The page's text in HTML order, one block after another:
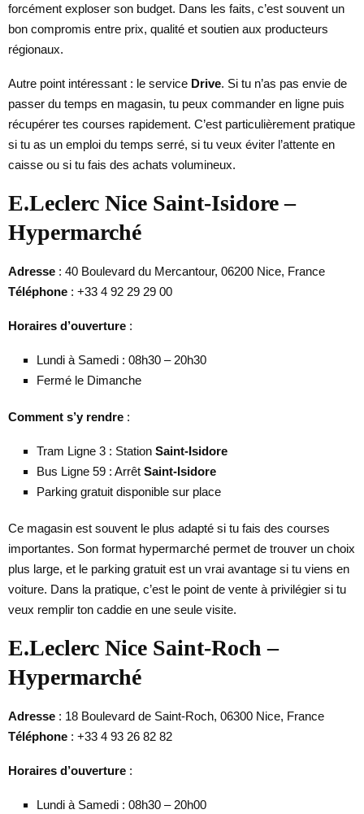
forcément exploser son budget. Dans les faits, c’est souvent un
bon compromis entre prix, qualité et soutien aux producteurs
régionaux.
Autre point intéressant : le service Drive. Si tu n’as pas envie de
passer du temps en magasin, tu peux commander en ligne puis
récupérer tes courses rapidement. C’est particulièrement pratique
si tu as un emploi du temps serré, si tu veux éviter l’attente en
caisse ou si tu fais des achats volumineux.
E.Leclerc Nice Saint-Isidore –
Hypermarché
Adresse : 40 Boulevard du Mercantour, 06200 Nice, France
Téléphone : +33 4 92 29 29 00
Horaires d’ouverture :
Lundi à Samedi : 08h30 – 20h30
Fermé le Dimanche
Comment s’y rendre :
Tram Ligne 3 : Station Saint-Isidore
Bus Ligne 59 : Arrêt Saint-Isidore
Parking gratuit disponible sur place
Ce magasin est souvent le plus adapté si tu fais des courses
importantes. Son format hypermarché permet de trouver un choix
plus large, et le parking gratuit est un vrai avantage si tu viens en
voiture. Dans la pratique, c’est le point de vente à privilégier si tu
veux remplir ton caddie en une seule visite.
E.Leclerc Nice Saint-Roch –
Hypermarché
Adresse : 18 Boulevard de Saint-Roch, 06300 Nice, France
Téléphone : +33 4 93 26 82 82
Horaires d’ouverture :
Lundi à Samedi : 08h30 – 20h00